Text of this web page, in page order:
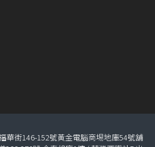
華街146-152號黃金電腦商埸地庫54號舖